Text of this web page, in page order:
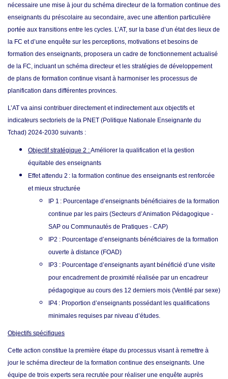
nécessaire une mise à jour du schéma directeur de la formation continue des
enseignants du préscolaire au secondaire, avec une attention particulière
portée aux transitions entre les cycles. L’AT, sur la base d’un état des lieux de
la FC et d’une enquête sur les perceptions, motivations et besoins de
formation des enseignants, proposera un cadre de fonctionnement actualisé
de la FC, incluant un schéma directeur et les stratégies de développement
de plans de formation continue visant à harmoniser les processus de
planification dans différentes provinces.
L’AT va ainsi contribuer directement et indirectement aux objectifs et
indicateurs sectoriels de la PNET (Politique Nationale Enseignante du
Tchad) 2024-2030 suivants :
Objectif stratégique 2 :Améliorer la qualification et la gestion
équitable des enseignants
Effet attendu 2 : la formation continue des enseignants est renforcée
et mieux structurée
IP 1 : Pourcentage d’enseignants bénéficiaires de la formation
continue par les pairs (Secteurs d’Animation Pédagogique -
SAP ou Communautés de Pratiques - CAP)
IP2 : Pourcentage d’enseignants bénéficiaires de la formation
ouverte à distance (FOAD)
IP3 : Pourcentage d’enseignants ayant bénéficié d’une visite
pour encadrement de proximité réalisée par un encadreur
pédagogique au cours des 12 derniers mois (Ventilé par sexe)
IP4 : Proportion d’enseignants possédant les qualifications
minimales requises par niveau d’études.
Objectifs spécifiques
Cette action constitue la première étape du processus visant à remettre à
jour le schéma directeur de la formation continue des enseignants. Une
équipe de trois experts sera recrutée pour réaliser une enquête auprès